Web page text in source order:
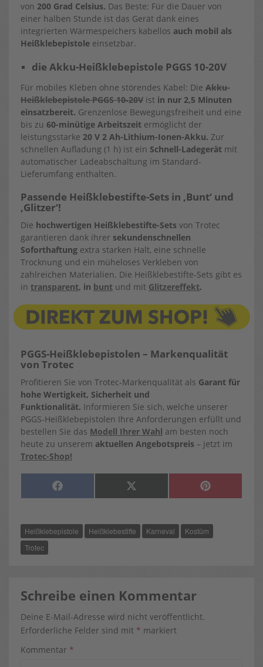
von 200 Grad Celsius. Das Beste: Für die Dauer von
einer halben Stunde ist das Gerät dank eines
integrierten Wärmespeichers kabellos auch mobil als
Heißklebepistole einsetzbar.
die Akku-Heißklebepistole PGGS 10-20V
Für mobiles Kleben ohne störendes Kabel: Die Akku-
Heißklebepistole PGGS 10‑20V ist in nur 2,5 Minuten
einsatzbereit. Grenzenlose Bewegungsfreiheit und eine
bis zu 60-minütige Arbeitszeit ermöglicht der
leistungsstarke 20 V 2 Ah-Lithium-Ionen-Akku. Zur
schnellen Aufladung (1 h) ist ein Schnell-Ladegerät mit
automatischer Ladeabschaltung im Standard-
Lieferumfang enthalten.
Passende Heißklebestifte-Sets in ‚Bunt‘ und
‚Glitzer‘!
Die hochwertigen Heißklebestifte-Sets von Trotec
garantieren dank ihrer sekundenschnellen
Soforthaftung extra starken Halt, eine schnelle
Trocknung und ein müheloses Verkleben von
zahlreichen Materialien. Die Heißklebestifte-Sets gibt es
in transparent, in bunt und mit Glitzereffekt.
PGGS-Heißklebepistolen – Markenqualität
von Trotec
Profitieren Sie von Trotec-Markenqualität als Garant für
hohe Wertigkeit, Sicherheit und
Funktionalität. Informieren Sie sich, welche unserer
PGGS-Heißklebepistolen Ihre Anforderungen erfüllt und
bestellen Sie das Modell Ihrer Wahl am besten noch
heute zu unserem aktuellen Angebotspreis – jetzt im
Trotec-Shop!
SHARE
F
O
O
K
SHARE
X
T
E
SHARE
P
R
S
Heißklebepistole Heißklebestifte Karneval
Kostüm
Trotec
Schreibe einen Kommentar
Deine E-Mail-Adresse wird nicht veröffentlicht.
Erforderliche Felder sind mit * markiert
Kommentar *